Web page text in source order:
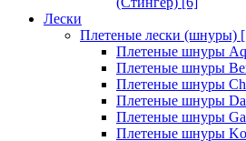
Лески
Плетеные лески (шнуры)
Плетеные шнуры
Плетеные шнуры
Плетеные шнуры
Плетеные шнуры
Плетеные шнуры
Плетеные шнуры